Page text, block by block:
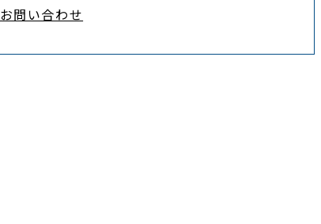
お問い合わせ